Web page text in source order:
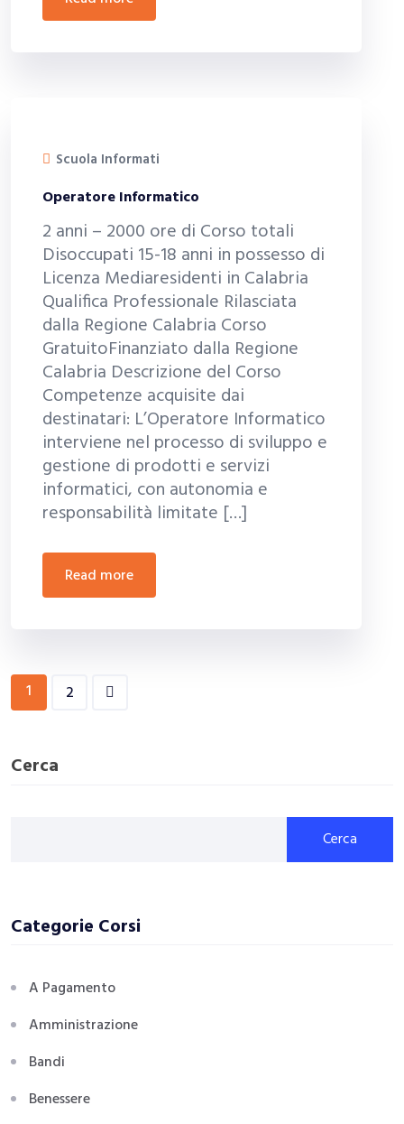
Scuola Informati
Operatore Informatico
2 anni – 2000 ore di Corso totali
Disoccupati 15-18 anni in possesso di
Licenza Mediaresidenti in Calabria
Qualifica Professionale Rilasciata
dalla Regione Calabria Corso
GratuitoFinanziato dalla Regione
Calabria Descrizione del Corso
Competenze acquisite dai
destinatari: L’Operatore Informatico
interviene nel processo di sviluppo e
gestione di prodotti e servizi
informatici, con autonomia e
responsabilità limitate […]
read more
1 2
Cerca
Cerca
Categorie Corsi
A Pagamento
Amministrazione
Bandi
Benessere